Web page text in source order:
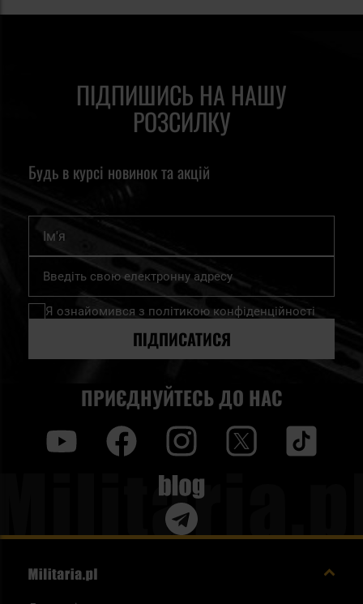
ПІДПИШИСЬ НА НАШУ
РОЗСИЛКУ
Будь в курсі новинок та акцій
Підпишіться
нашу
розсилку
Я ознайомився з політикою конфіденційності
ПІДПИСАТИСЯ
ПРИЄДНУЙТЕСЬ ДО НАС
Blog